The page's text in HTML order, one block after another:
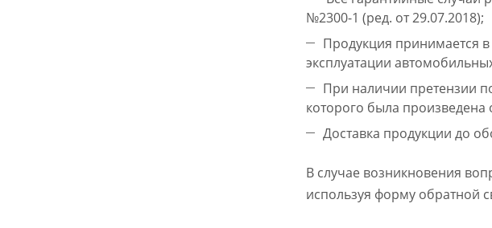
№2300-1 (ред. от 29.07.2018);
Продукция принимается
эксплуатации
При наличии претензии
которого была произведена
Доставка продукции до
В случае возникновения
используя форму обратной